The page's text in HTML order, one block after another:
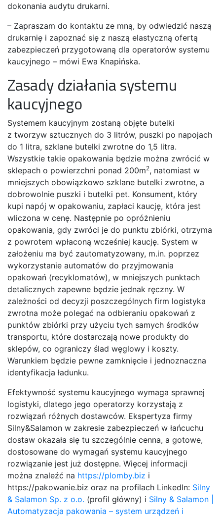
dokonania audytu drukarni.
– Zapraszam do kontaktu ze mną, by odwiedzić naszą
drukarnię i zapoznać się z naszą elastyczną ofertą
zabezpieczeń przygotowaną dla operatorów systemu
kaucyjnego – mówi Ewa Knapińska.
Zasady działania systemu
kaucyjnego
Systemem kaucyjnym zostaną objęte butelki
z tworzyw sztucznych do 3 litrów, puszki po napojach
do 1 litra, szklane butelki zwrotne do 1,5 litra.
Wszystkie takie opakowania będzie można zwrócić w
sklepach o powierzchni ponad 200m2, natomiast w
mniejszych obowiązkowo szklane butelki zwrotne, a
dobrowolnie puszki i butelki pet. Konsument, który
kupi napój w opakowaniu, zapłaci kaucję, która jest
wliczona w cenę. Następnie po opróżnieniu
opakowania, gdy zwróci je do punktu zbiórki, otrzyma
z powrotem wpłaconą wcześniej kaucję. System w
założeniu ma być zautomatyzowany, m.in. poprzez
wykorzystanie automatów do przyjmowania
opakowań (recyklomatów), w mniejszych punktach
detalicznych zapewne będzie jednak ręczny. W
zależności od decyzji poszczególnych firm logistyka
zwrotna może polegać na odbieraniu opakowań z
punktów zbiórki przy użyciu tych samych środków
transportu, które dostarczają nowe produkty do
sklepów, co ograniczy ślad węglowy i koszty.
Warunkiem będzie pewne zamknięcie i jednoznaczna
identyfikacja ładunku.
Efektywność systemu kaucyjnego wymaga sprawnej
logistyki, dlatego jego operatorzy korzystają z
rozwiązań różnych dostawców. Ekspertyza firmy
Silny&Salamon w zakresie zabezpieczeń w łańcuchu
dostaw okazała się tu szczególnie cenna, a gotowe,
dostosowane do wymagań systemu kaucyjnego
rozwiązanie jest już dostępne. Więcej informacji
można znaleźć na https://plomby.biz i
https://pakowanie.biz oraz na profilach LinkedIn: Silny
& Salamon Sp. z o.o. (profil główny) i Silny & Salamon |
Automatyzacja pakowania – system urządzeń i